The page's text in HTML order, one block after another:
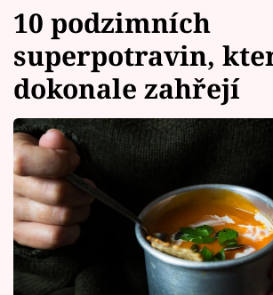
Témata
Celebrity
Vztahy
Seriály
Horoskopy
Sledujte prima+
10 podzimních
superpotravin,
dokonale zahřejí